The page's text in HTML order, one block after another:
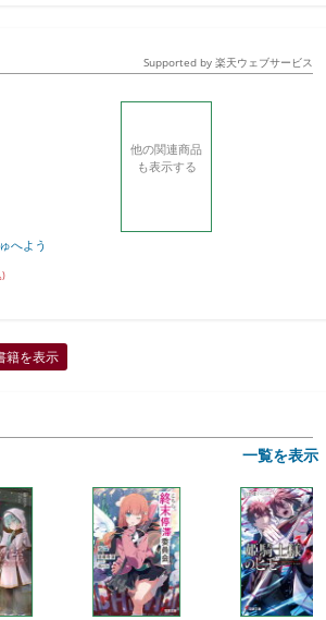
Supported by 楽天ウェブサービス
へよう
)
他の関連商品
も表示する
籍を表示
一覧を表示